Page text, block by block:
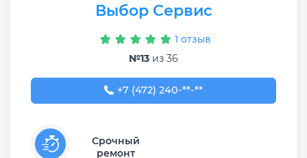
Выбор Сервис
1 отзыв
№13 из 36
+7 (472) 240-08-00
+7 (472) 240-**-**
Срочный
ремонт